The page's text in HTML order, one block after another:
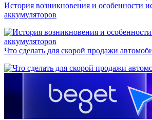
История возникновения и особенности
аккумуляторов
Что сделать для скорой продажи